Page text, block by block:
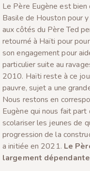
Le Père Eugène est
Basile de Houston pour
aux côtés du Père Ted
retourné à Haïti pour
son engagement pour
particulier suite au
2010. Haïti reste à ce
pauvre, sujet a une
Nous restons en
Eugène qui nous fait
scolariser les jeunes de
progression de la
a initiée en 2021. Le
largement